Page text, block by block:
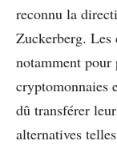
reconnu la
Zuckerberg. Les
notamment pour
cryptomonnaies
dû transférer
alternatives